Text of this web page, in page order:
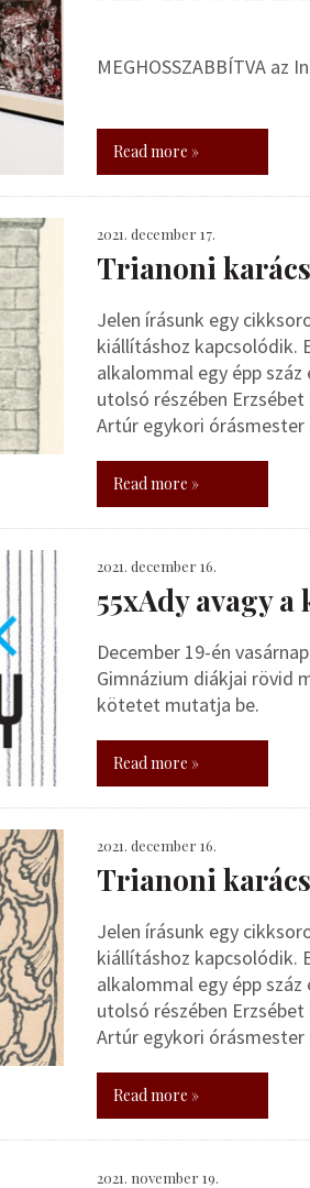
MEGHOSSZABBÍTVA
Read more »
2021. december 17.
Trianoni
Jelen írásunk egy
kiállításhoz kapcsolódik.
alkalommal egy épp
utolsó részében
Artúr egykori
Read more »
2021. december 16.
55xAdy avagy
December 19-én
Gimnázium diákjai rövid
kötetet mutatja be.
Read more »
2021. december 16.
Trianoni
Jelen írásunk egy
kiállításhoz kapcsolódik.
alkalommal egy épp
utolsó részében
Artúr egykori
Read more »
2021. november 19.